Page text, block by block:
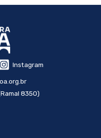
Instagram
8350)